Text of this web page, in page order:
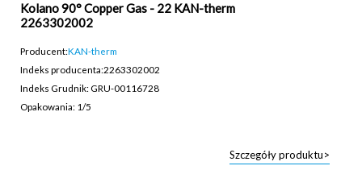
Kolano 90° Copper Gas - 22 KAN-therm
2263302002
Producent:KAN-therm
Indeks producenta:2263302002
Indeks Grudnik: GRU-00116728
Opakowania: 1/5
Szczegóły produktu>